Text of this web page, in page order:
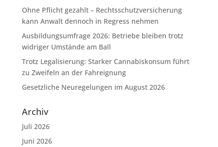
Ohne Pflicht gezahlt – Rechtsschutzversicherung
kann Anwalt dennoch in Regress nehmen
Ausbildungsumfrage 2026: Betriebe bleiben trotz
widriger Umstände am Ball
Trotz Legalisierung: Starker Cannabiskonsum führt
zu Zweifeln an der Fahreignung
Gesetzliche Neuregelungen im August 2026
Archiv
Juli 2026
Juni 2026